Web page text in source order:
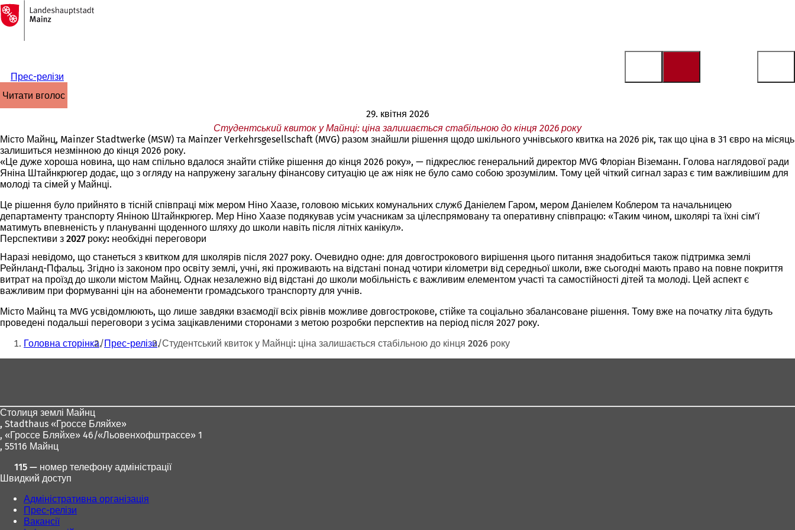
Перейти до змісту
На
головну
сторінку
Прес-релізи
читати вголос
29. квітня 2026
Студентський квиток у Майнці: ціна залишається стабільною до кінця 2026 року
Місто Майнц, Mainzer Stadtwerke (MSW) та Mainzer Verkehrsgesellschaft (MVG) разом знайшли рішення щодо шкільного учнівського квитка на 2026 рік, так що ціна в 31 євро на місяць
залишиться незмінною до кінця 2026 року.
«Це дуже хороша новина, що нам спільно вдалося знайти стійке рішення до кінця 2026 року», — підкреслює генеральний директор MVG Флоріан Віземанн. Голова наглядової ради
Яніна Штайнкрюгер додає, що з огляду на напружену загальну фінансову ситуацію це аж ніяк не було само собою зрозумілим. Тому цей чіткий сигнал зараз є тим важливішим для
молоді та сімей у Майнці.
Це рішення було прийнято в тісній співпраці між мером Ніно Хаазе, головою міських комунальних служб Даніелем Гаром, мером Даніелем Коблером та начальницею
департаменту транспорту Яніною Штайнкрюгер. Мер Ніно Хаазе подякував усім учасникам за цілеспрямовану та оперативну співпрацю: «Таким чином, школярі та їхні сім’ї
матимуть впевненість у плануванні щоденного шляху до школи навіть після літніх канікул».
Перспективи з 2027 року: необхідні переговори
Наразі невідомо, що станеться з квитком для школярів після 2027 року. Очевидно одне: для довгострокового вирішення цього питання знадобиться також підтримка землі
Рейнланд-Пфальц. Згідно із законом про освіту землі, учні, які проживають на відстані понад чотири кілометри від середньої школи, вже сьогодні мають право на повне покриття
витрат на проїзд до школи містом Майнц. Однак незалежно від відстані до школи мобільність є важливим елементом участі та самостійності дітей та молоді. Цей аспект є
важливим при формуванні цін на абонементи громадського транспорту для учнів.
Місто Майнц та MVG усвідомлюють, що лише завдяки взаємодії всіх рівнів можливе довгострокове, стійке та соціально збалансоване рішення. Тому вже на початку літа будуть
проведені подальші переговори з усіма зацікавленими сторонами з метою розробки перспектив на період після 2027 року.
Ти
тут:
Головна сторінка Прес-релізи Студентський квиток у Майнці: ціна залишається стабільною до кінця 2026 року
Столиця землі Майнц
, Stadthaus «Гроссе Бляйхе»
, «Гроссе Бляйхе» 46/«Льовенхофштрассе» 1
, 55116 Майнц
115 — номер телефону адміністрації
Швидкий доступ
Адміністративна організація
Прес-релізи
Вакансії